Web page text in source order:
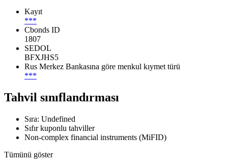
Kayıt
***
Cbonds ID
1807
SEDOL
BFXJHS5
Rus Merkez Bankasına göre menkul kıymet türü
***
Tahvil sınıflandırması
Sıra: Undefined
Sıfır kuponlu tahviller
Non-complex financial instruments (MiFID)
Tümünü göster